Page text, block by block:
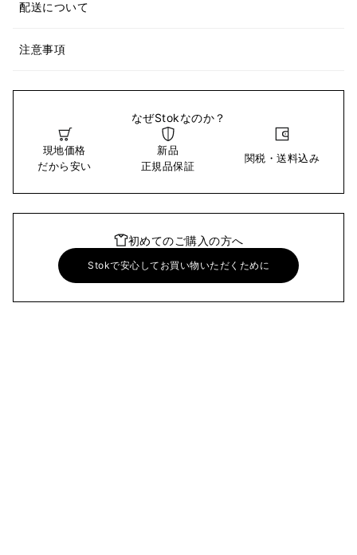
配送について
注意事項
なぜStokなのか？
現地価格
だから安い
新品
正規品保証
関税・送料込み
初めてのご購入の方へ
Stokで安心してお買い物いただくために